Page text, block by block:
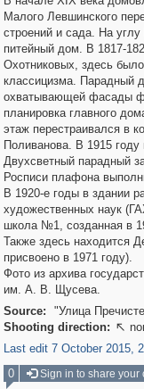
Малого Левшинского
строений и сада. На
питейный дом. В 1817-
Охотниковых, здесь
классицизма. Парадный
охватывающей фасады
планировка главного
этаж перестраивался в
Поливанова. В 1915
Двухсветный парадный
Росписи плафона
В 1920-е годы в здании
художественных наук
школа №1, созданная в
Также здесь находится
присвоено в 1971 году).
Фото из архива
им. А. В. Щусева.
Source:
"Улица
Shooting direction: 
Last edit 7 October 2015,
0
Sign in to share your